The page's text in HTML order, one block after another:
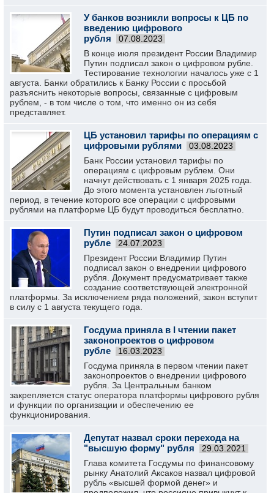
У банков возникли вопросы к ЦБ по
введению цифрового
рубля
07.08.2023
В конце июля президент России Владимир
Путин подписал закон о цифровом рубле.
Тестирование технологии началось уже с 1
августа. Банки обратились к Банку России с просьбой
разъяснить некоторые вопросы, связанные с цифровым
рублем, - в том числе о том, что именно он из себя
представляет.
ЦБ установил тарифы по операциям с
цифровыми рублями
03.08.2023
Банк России установил тарифы по
операциям с цифровым рублем. Они
начнут действовать с 1 января 2025 года.
До этого момента установлен льготный
период, в течение которого все операции с цифровыми
рублями на платформе ЦБ будут проводиться бесплатно.
Путин подписал закон о цифровом
рубле
24.07.2023
Президент России Владимир Путин
подписал закон о внедрении цифрового
рубля. Документ предусматривает также
создание соответствующей электронной
платформы. За исключением ряда положений, закон вступит
в силу с 1 августа текущего года.
Госдума приняла в I чтении пакет
законопроектов о цифровом
рубле
16.03.2023
Госдума приняла в первом чтении пакет
законопроектов о внедрении цифрового
рубля. За Центральным банком
закрепляется статус оператора платформы цифрового рубля
и функции по организации и обеспечению ее
функционирования.
Депутат назвал сроки перехода на
"высшую форму" рубля
29.03.2021
Глава комитета Госдумы по финансовому
рынку Анатолий Аксаков назвал цифровой
рубль «высшей формой денег» и